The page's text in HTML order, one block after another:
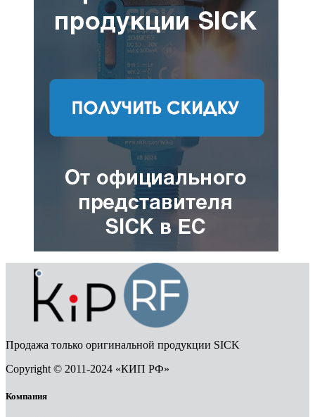
Продажа только оригинальной продукции SICK
Copyright © 2011-2024 «КИП РФ»
Компания